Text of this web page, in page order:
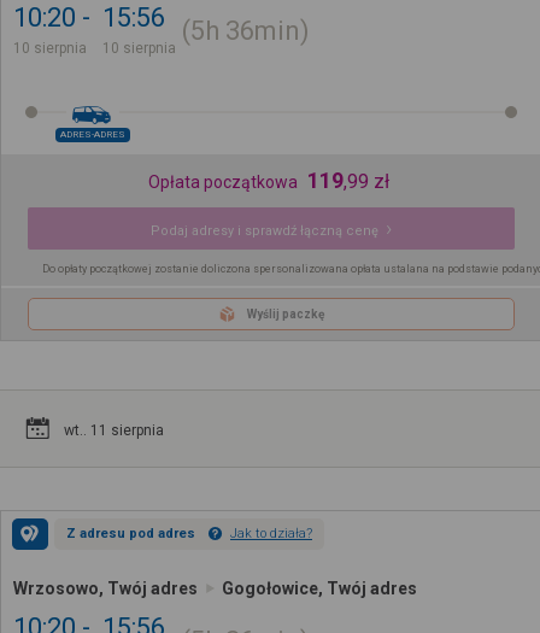
10:20
10 sierpnia
15:56
10 sierpnia
5h 36min
ADRES-ADRES
Opłata początkowa 119,99 zł
Podaj adresy i sprawdź łączną cenę
Do opłaty początkowej zostanie doliczona spersonalizowana opłata ustalana na podstawie
Wyślij paczkę
wt.. 11 sierpnia
Z adresu pod adres Jak to działa?
Wrzosowo, Twój adres Gogołowice, Twój adres